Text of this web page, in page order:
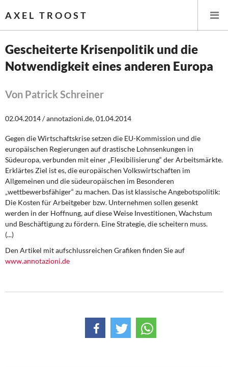
AXEL TROOST
Startseite
Themen
Leitlinien linker Wirtschafts- und Finanzpolitik
Wirtschaftspolitik
Steuer- und Finanzpolitik
Öffentliche Infrastruktur und Daseinsvorsorge
Eurokrise und Griechenland
Weitere Themen
Rosa-Luxemburg-Stiftung
Gescheiterte Krisenpolitik und die
Notwendigkeit eines anderen Europa
Von Patrick Schreiner
02.04.2014 / annotazioni.de, 01.04.2014
Gegen die Wirtschaftskrise setzen die EU-Kommission und die
europäischen Regierungen auf drastische Lohnsenkungen in
Südeuropa, verbunden mit einer „Flexibilisierung“ der Arbeitsmärkte.
Erklärtes Ziel ist es, die europäischen Volkswirtschaften im
Allgemeinen und die südeuropäischen im Besonderen
„wettbewerbsfähiger“ zu machen. Das ist klassische Angebotspolitik:
Die Kosten für Arbeitgeber bzw. Unternehmen sollen gesenkt
werden in der Hoffnung, auf diese Weise Investitionen, Wachstum
und Beschäftigung zu fördern. Eine Strategie, die scheitern muss.
(...)
Den Artikel mit aufschlussreichen Grafiken finden Sie auf
www.annotazioni.de